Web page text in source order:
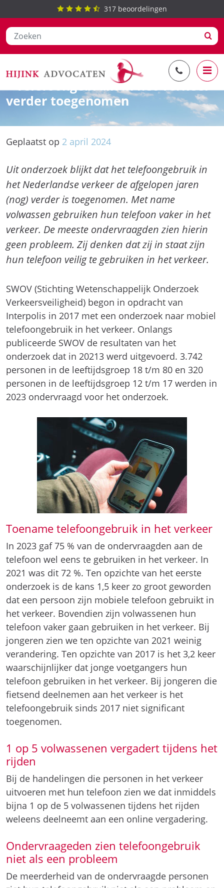
naar
de
inhoud
317 beoordelingen
SWOV: Interpolis barometer 2023
– Telefoongebruik in het verkeer
verder toegenomen
Geplaatst op 2 april 2024
Uit onderzoek blijkt dat het telefoongebruik in
het Nederlandse verkeer de afgelopen jaren
(nog) verder is toegenomen. Met name
volwassen gebruiken hun telefoon vaker in het
verkeer. De meeste ondervraagden zien hierin
geen probleem. Zij denken dat zij in staat zijn
hun telefoon veilig te gebruiken in het verkeer.
SWOV (Stichting Wetenschappelijk Onderzoek
Verkeersveiligheid) begon in opdracht van
Interpolis in 2017 met een onderzoek naar mobiel
telefoongebruik in het verkeer. Onlangs
publiceerde SWOV de resultaten van het
onderzoek dat in 20213 werd uitgevoerd. 3.742
personen in de leeftijdsgroep 18 t/m 80 en 320
personen in de leeftijdsgroep 12 t/m 17 werden in
2023 ondervraagd voor het onderzoek.
Toename telefoongebruik in het verkeer
In 2023 gaf 75 % van de ondervraagden aan de
telefoon wel eens te gebruiken in het verkeer. In
2021 was dit 72 %. Ten opzichte van het eerste
onderzoek is de kans 1,5 keer zo groot geworden
dat een persoon zijn mobiele telefoon gebruikt in
het verkeer. Bovendien zijn volwassenen hun
telefoon vaker gaan gebruiken in het verkeer. Bij
jongeren zien we ten opzichte van 2021 weinig
verandering. Ten opzichte van 2017 is het 3,2 keer
waarschijnlijker dat jonge voetgangers hun
telefoon gebruiken in het verkeer. Bij jongeren die
fietsend deelnemen aan het verkeer is het
telefoongebruik sinds 2017 niet significant
toegenomen.
1 op 5 volwassenen vergadert tijdens het
rijden
Bij de handelingen die personen in het verkeer
uitvoeren met hun telefoon zien we dat inmiddels
bijna 1 op de 5 volwassenen tijdens het rijden
weleens deelneemt aan een online vergadering.
Ondervraageden zien telefoongebruik
niet als een probleem
De meerderheid van de ondervraagde personen